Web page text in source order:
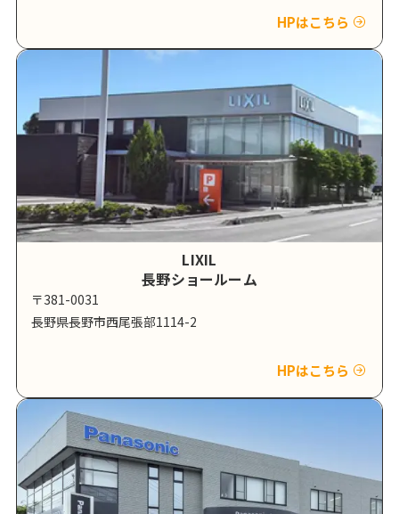
HPはこちら
LIXIL
長野ショールーム
〒381-0031
長野県長野市西尾張部1114-2
HPはこちら